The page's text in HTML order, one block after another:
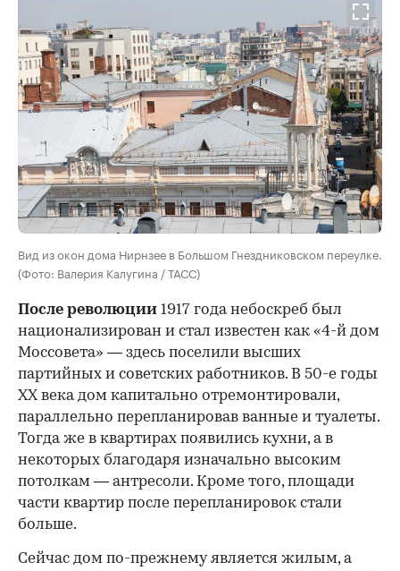
Вид из окон дома Нирнзее в Большом Гнездниковском переулке.
(Фото: Валерия Калугина / ТАСС)
После революции 1917 года небоскреб был
национализирован и стал известен как «4-й дом
Моссовета» — здесь поселили высших
партийных и советских работников. В 50-е годы
ХХ века дом капитально отремонтировали,
параллельно перепланировав ванные и туалеты.
Тогда же в квартирах появились кухни, а в
некоторых благодаря изначально высоким
потолкам — антресоли. Кроме того, площади
части квартир после перепланировок стали
больше.
Сейчас дом по-прежнему является жилым, а